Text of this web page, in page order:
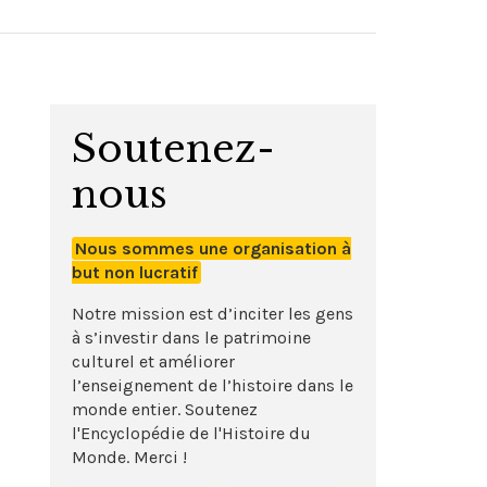
Soutenez-
nous
Nous sommes une organisation à
but non lucratif
Notre mission est d’inciter les gens
à s’investir dans le patrimoine
culturel et améliorer
l’enseignement de l’histoire dans le
monde entier. Soutenez
l'Encyclopédie de l'Histoire du
Monde. Merci !